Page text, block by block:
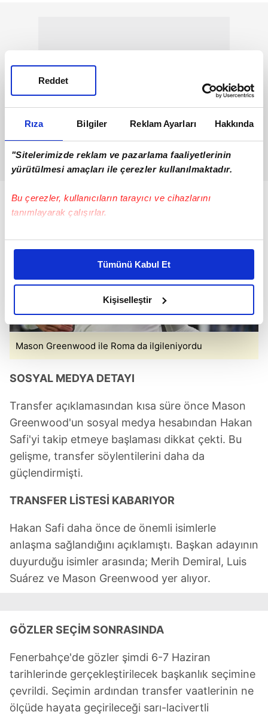
Rıza Bilgiler Reklam Ayarları Hakkında
"Sitelerimizde reklam ve pazarlama faaliyetlerinin
yürütülmesi amaçları ile çerezler kullanılmaktadır.
Bu çerezler, kullanıcıların tarayıcı ve cihazlarını
tanımlayarak çalışırlar.
Bu çerezlere izin vermeniz halinde sizlere özel
daha iyi reklam deneyimi yaşatabiliriz. Bunu yaparken
amacımızın size daha iyi bir reklam deneyimi sunmak
olduğunu ve sizlere en iyi içerikleri sunabilmek adına
elimizden gelen çabayı gösterdiğimizi ve bu noktada,
reklamların maliyetlerimizi karşılamak noktasında tek gelir
kalemimiz olduğunu sizlere hatırlatmak isteriz.
takdirde, kullanıcılara hedefli reklamlar
gösterilmeyecektir."
Sizlere daha iyi bir hizmet sunabilmek için İnternet
Sitemizde kendimize ve üçüncü kişilere ait çerezler
kullanılmaktadır. Bu çerezler vasıtasıyla çeşitli kişisel
verileriniz işlenmekte olup gerekli olan çerezler bilgi
kullanılmaktadır. Diğer çerezler, sitemizin daha işlevsel
reklam/pazarlama faaliyetlerinin yapılması, amaçlarıyla
sınırlı olarak açık rızanız dahilinde kullanılacaktır.
Çerezlere ilişkin tercihlerinizi aşağıda yer alan panel
vasıtasıyla belirleyebilirsiniz. Çerezlere ilişkin detaylı bilgi
hazırlanmış Aydınlatma Metnimizi okumak ve sitemizde
ilgili mevzuata uygun olarak kullanılan çerezlerle ilgili bilgi
almak için lütfen tıklayınız.
Tümünü Kabul Et
Kişiselleştir
Reddet
Mason Greenwood ile Roma da ilgileniyordu
SOSYAL MEDYA DETAYI
Transfer açıklamasından kısa süre önce Mason
Greenwood'un sosyal medya hesabından Hakan
Safi'yi takip etmeye başlaması dikkat çekti. Bu
gelişme, transfer söylentilerini daha da
güçlendirmişti.
TRANSFER LİSTESİ KABARIYOR
Hakan Safi daha önce de önemli isimlerle
anlaşma sağlandığını açıklamıştı. Başkan adayının
duyurduğu isimler arasında; Merih Demiral, Luis
Suárez ve Mason Greenwood yer alıyor.
GÖZLER SEÇİM SONRASINDA
Fenerbahçe'de gözler şimdi 6-7 Haziran
tarihlerinde gerçekleştirilecek başkanlık seçimine
çevrildi. Seçimin ardından transfer vaatlerinin ne
ölçüde hayata geçirileceği sarı-lacivertli